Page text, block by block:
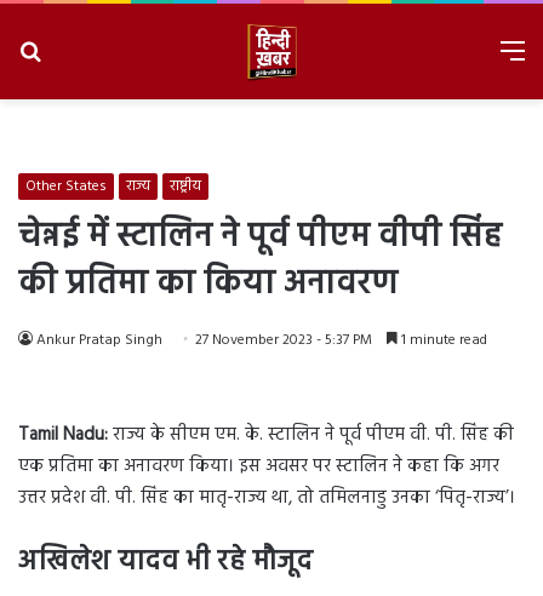
Other States राज्य राष्ट्रीय
चेन्नई में स्टालिन ने पूर्व पीएम वीपी सिंह
की प्रतिमा का किया अनावरण
Ankur Pratap Singh 27 November 2023 - 5:37 PM 1 minute read
Tamil Nadu:राज्य के सीएम एम. के. स्टालिन ने पूर्व पीएम वी. पी. सिंह की
एक प्रतिमा का अनावरण किया। इस अवसर पर स्टालिन ने कहा कि अगर
उत्तर प्रदेश वी. पी. सिंह का मातृ-राज्य था, तो तमिलनाडु उनका ‘पितृ-राज्य’।
अखिलेश यादव भी रहे मौजूद